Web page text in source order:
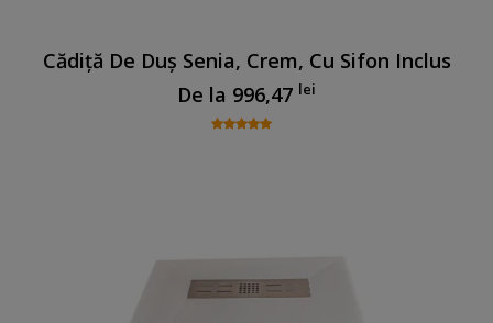
Cădiță De Duș Senia, Crem, Cu Sifon Inclus
De la 996,47 lei